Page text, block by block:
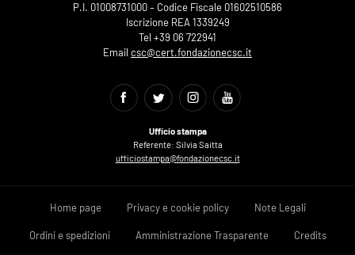
P.I. 01008731000 – Codice Fiscale 01602510586
Iscrizione REA 1339249
Tel +39 06 722941
Email csc@cert.fondazionecsc.it
Ufficio stampa
Referente: Silvia Saitta
ufficiostampa@fondazionecsc.it
Home page Privacy e cookie policy Note Legali
Ordini e spedizioni Amministrazione Trasparente Credits